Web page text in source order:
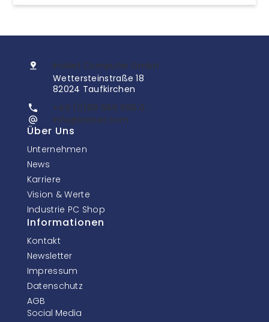
InoNet Computer GmbH
Wettersteinstraße 18
82024 Taufkirchen
+49 (0)89 666 096 0
info@inonet.com
Über Uns
Unternehmen
News
Karriere
Vision & Werte
Industrie PC Shop
Informationen
Kontakt
Newsletter
Impressum
Datenschutz
AGB
Social Media